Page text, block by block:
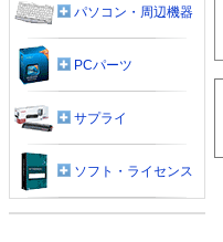
パソコン・周辺機器
PCパーツ
サプライ
ソフト・ライセンス